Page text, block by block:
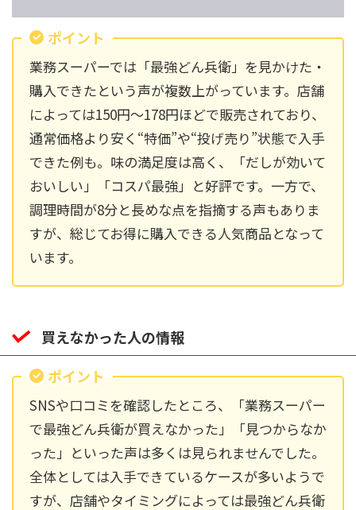
ポイント
業務スーパーでは「最強どん兵衛」を見かけた・
購入できたという声が複数上がっています。店舗
によっては150円〜178円ほどで販売されており、
通常価格より安く“特価”や“投げ売り”状態で入手
できた例も。味の満足度は高く、「だしが効いて
おいしい」「コスパ最強」と好評です。一方で、
調理時間が8分と長めな点を指摘する声もありま
すが、総じてお得に購入できる人気商品となって
います。
買えなかった人の情報
ポイント
SNSや口コミを確認したところ、「業務スーパー
で最強どん兵衛が買えなかった」「見つからなか
った」といった声は多くは見られませんでした。
全体としては入手できているケースが多いようで
すが、店舗やタイミングによっては最強どん兵衛